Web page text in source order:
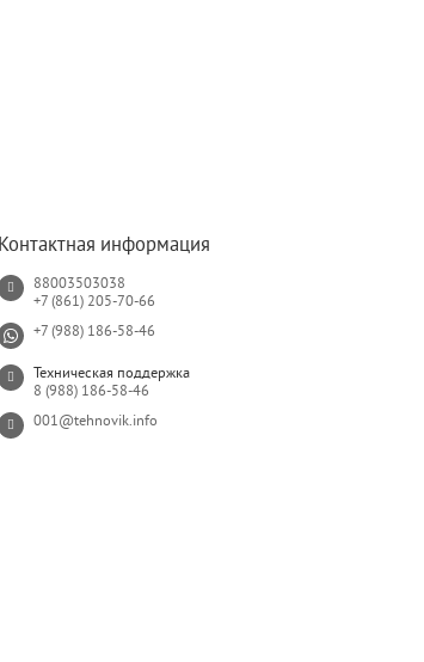
Контактная информация
88003503038
+7 (861) 205-70-66
+7 (988) 186-58-46
Техническая поддержка
8 (988) 186-58-46
001@tehnovik.info